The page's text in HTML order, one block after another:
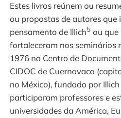
Estes livros reúnem ou
ou propostas de autores que
pensamento de Illich5 ou que
fortaleceram nos seminários
1976 no Centro de
CIDOC de Cuernavaca
no México), fundado por
participaram professores e
universidades da América,